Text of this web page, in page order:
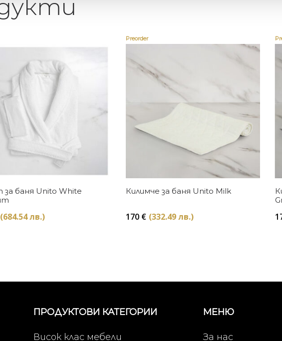
Купи
за баня Unito White
(684.54 лв.)
Preorder
Купи
Килимче за баня Unito Milk
170 € (332.49 лв.)
ПРОДУКТОВИ КАТЕГОРИИ
Висок клас мебели
МЕНЮ
За нас